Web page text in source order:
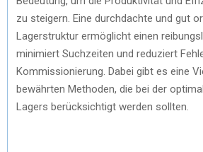
zu steigern. Eine durchdachte und gut
Lagerstruktur ermöglicht einen
minimiert Suchzeiten und reduziert
Kommissionierung. Dabei gibt es eine
bewährten Methoden, die bei der
Lagers berücksichtigt werden sollten.